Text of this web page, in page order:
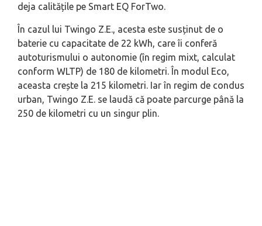
deja calitățile pe Smart EQ ForTwo.
În cazul lui Twingo Z.E., acesta este susținut de o
baterie cu capacitate de 22 kWh, care îi conferă
autoturismului o autonomie (în regim mixt, calculat
conform WLTP) de 180 de kilometri. În modul Eco,
aceasta crește la 215 kilometri. Iar în regim de condus
urban, Twingo Z.E. se laudă că poate parcurge până la
250 de kilometri cu un singur plin.